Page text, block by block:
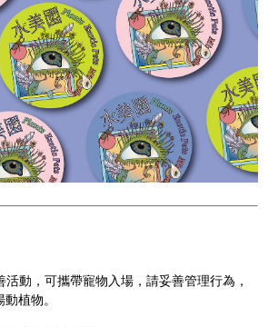
活動，可攜帶寵物入場，請妥善管理行為，
植物。